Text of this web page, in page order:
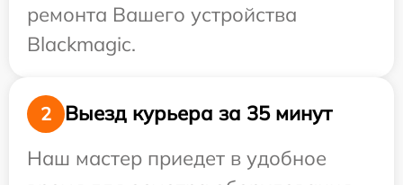
ремонта Вашего устройства
Blackmagic.
2
Выезд курьера за 35 минут
Наш мастер приедет в удобное